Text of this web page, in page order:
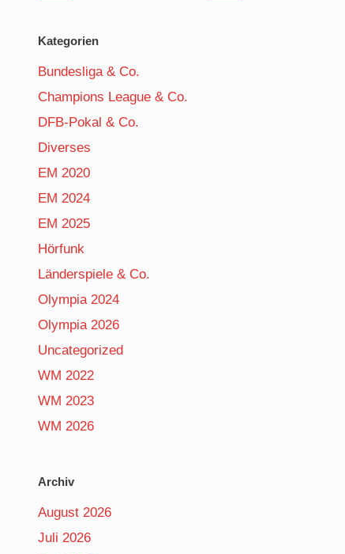
Kategorien
Bundesliga & Co.
Champions League & Co.
DFB-Pokal & Co.
Diverses
EM 2020
EM 2024
EM 2025
Hörfunk
Länderspiele & Co.
Olympia 2024
Olympia 2026
Uncategorized
WM 2022
WM 2023
WM 2026
Archiv
August 2026
Juli 2026